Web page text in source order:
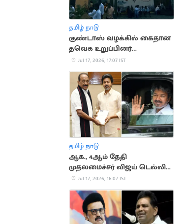
தமிழ் நாடு
குண்டாஸ் வழக்கில் கைதான
தவெக உறுப்பினர்
கட்சியிலிருந்து நீக்கம்
Jul 17, 2026, 17:07 IST
தமிழ் நாடு
ஆக., 4ஆம் தேதி
முதலமைச்சர் விஜய் டெல்லி
பயணம் செய்வதாக தகவல்
Jul 17, 2026, 16:07 IST